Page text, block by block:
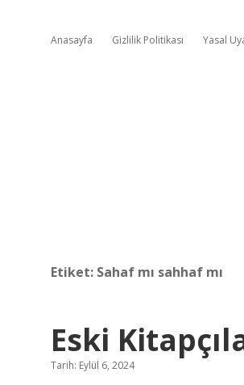
Anasayfa Gizlilik Politikası Yasal
Etiket: Sahaf mı sahhaf mı
Eski
Tarih: Eylül 6, 2024